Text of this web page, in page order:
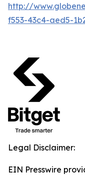
http://
f553-43c4-aed5-
Legal Disclaimer:
EIN Presswire